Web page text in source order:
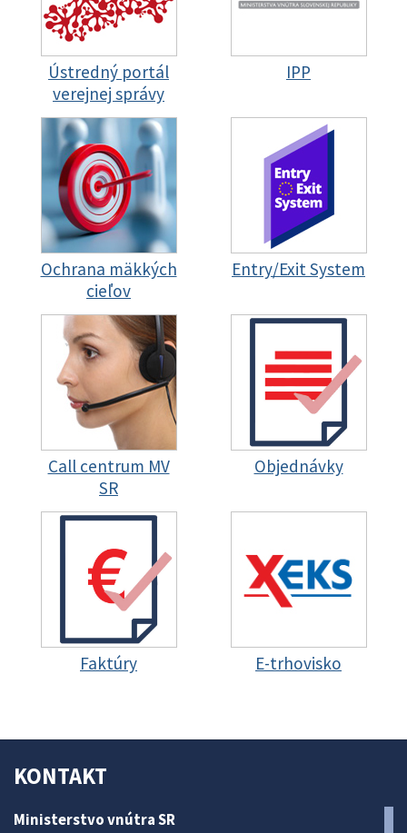
Ústredný portál
verejnej správy
IPP
Ochrana mäkkých
cieľov
Entry/Exit System
Call centrum MV
SR
Objednávky
Faktúry E-trhovisko
KONTAKT
Ministerstvo vnútra SR